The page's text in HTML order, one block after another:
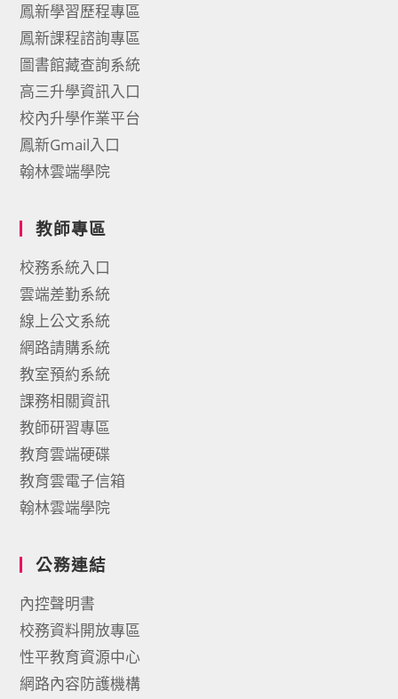
鳳新學習歷程專區
鳳新課程諮詢專區
圖書館藏查詢系統
高三升學資訊入口
校內升學作業平台
鳳新Gmail入口
翰林雲端學院
教師專區
校務系統入口
雲端差勤系統
線上公文系統
網路請購系統
教室預約系統
課務相關資訊
教師研習專區
教育雲端硬碟
教育雲電子信箱
翰林雲端學院
公務連結
內控聲明書
校務資料開放專區
性平教育資源中心
網路內容防護機構